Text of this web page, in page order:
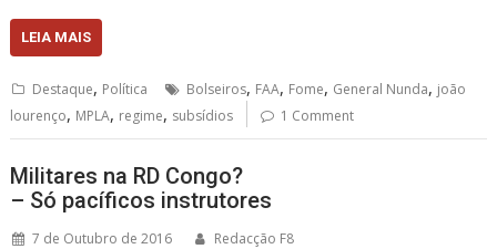
LEIA MAIS
Destaque, Política Bolseiros, FAA, Fome, General Nunda, joão
lourenço, MPLA, regime, subsídios 1 Comment
Militares na RD Congo?
– Só pacíficos instrutores
7 de Outubro de 2016 Redacção F8